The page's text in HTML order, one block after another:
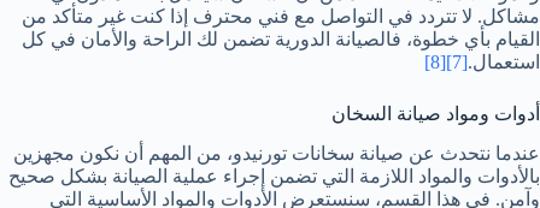
مشاكل. لا تتردد في التواصل مع فني محترف إذا كنت غير متأكد من
القيام بأي خطوة، فالصيانة الدورية تضمن لك الراحة والأمان في كل
استعمال.[7]
[8]
أدوات ومواد صيانة السخان
عندما نتحدث عن صيانة سخانات تورنيدو، من المهم أن نكون مجهزين
بالأدوات والمواد اللازمة التي تضمن إجراء عملية الصيانة بشكل صحيح
وآمن. في هذا القسم، سنستعرض الأدوات والمواد الأساسية التي